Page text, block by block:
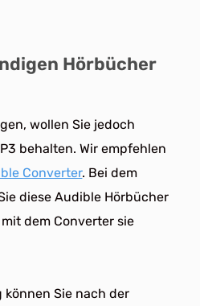
Hörbücher
wollen Sie jedoch
behalten. Wir empfehlen
Converter. Bei dem
diese Audible Hörbücher
dem Converter sie
Sie nach der